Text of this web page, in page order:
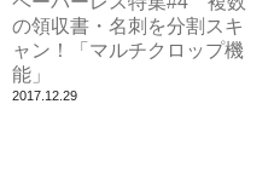
の領収書・名刺を分割スキ
ャン！「マルチクロップ機
能」
2017.12.29